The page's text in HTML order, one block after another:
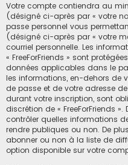
Votre compte contiendra au
(désigné ci-après par « votre
passe personnel vous
(désigné ci-après par « votre
courriel personnelle. Les
« FreeForFriends » sont
données applicables dans le
les informations, en-dehors de
de passe et de votre adresse de
durant votre inscription, sont
discrétion de « FreeForFriends
contrôler quelles informations
rendre publiques ou non. De
abonner ou non à la liste de
option disponible sur votre